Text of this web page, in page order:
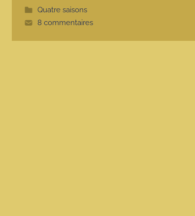
Quatre saisons
8 commentaires